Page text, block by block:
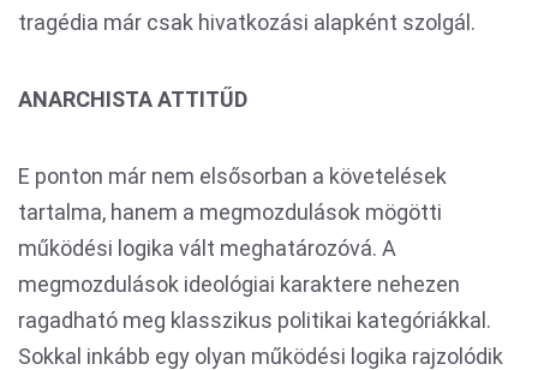
tragédia már csak hivatkozási alapként szolgál.
ANARCHISTA ATTITŰD
E ponton már nem elsősorban a követelések
tartalma, hanem a megmozdulások mögötti
működési logika vált meghatározóvá. A
megmozdulások ideológiai karaktere nehezen
ragadható meg klasszikus politikai kategóriákkal.
Sokkal inkább egy olyan működési logika rajzolódik